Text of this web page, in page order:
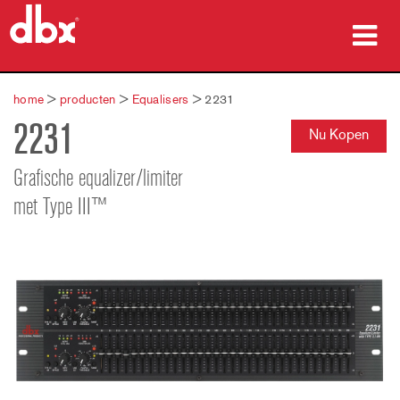
producten
Case studies
waar te kopen
training
Taal/Regio
home >producten > Equalisers > 2231
2231
Grafische equalizer/limiter
met Type III™
Nu Kopen